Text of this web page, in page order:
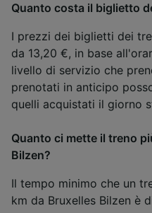
Quanto costa il biglietto
I prezzi dei biglietti dei
da 13,20 €, in base
livello di servizio che
prenotati in anticipo
quelli acquistati il giorno
Quanto ci mette il treno
Bilzen?
Il tempo minimo che un
km da Bruxelles Bilzen è